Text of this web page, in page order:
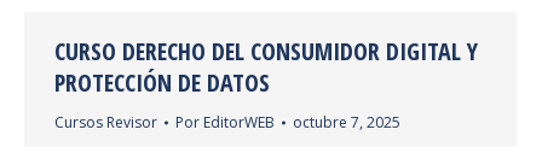
CURSO DERECHO DEL CONSUMIDOR DIGITAL Y
PROTECCIÓN DE DATOS
Cursos Revisor Por EditorWEB octubre 7, 2025